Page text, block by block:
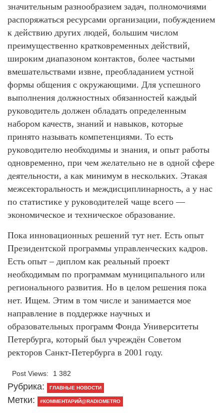
значительным разнообразием задач, полномочиями
распоряжаться ресурсами организации, побуждением
к действию других людей, большим числом
преимущественно кратковременных действий,
широким диапазоном контактов, более частыми
вмешательствами извне, преобладанием устной
формы общения с окружающими. Для успешного
выполнения должностных обязанностей каждый
руководитель должен обладать определенным
набором качеств, знаний и навыков, которые
принято называть компетенциями. То есть
руководителю необходимы и знания, и опыт работы
одновременно, при чем желательно не в одной сфере
деятельности, а как минимум в нескольких. Этакая
межсекторальность и междисциплинарность, а у нас
по статистике у руководителей чаще всего —
экономическое и техническое образование.
Пока инновационных решений тут нет. Есть опыт
Президентской программы управленческих кадров.
Есть опыт – диплом как реальный проект
необходимым по программам муниципального или
регионального развития. Но в целом решения пока
нет. Ищем. Этим в том числе и занимается мое
направление в поддержке научных и
образовательных программ Фонда Университеты
Петербурга, который был учреждён Советом
ректоров Санкт-Петербурга в 2001 году.
Post Views: 1 382
Рубрика: ГЛАВНЫЕ НОВОСТИ
Метки: #КОММЕНТАРИЙ@RADIOMETRO